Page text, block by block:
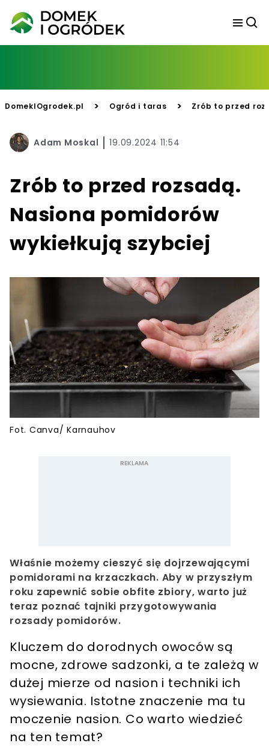
DomekIOgrodek.pl > Ogród i taras > Zrób to przed
Adam Moskal 19.09.2024 11:54
Zrób to przed rozsadą.
Nasiona pomidorów
wykiełkują szybciej
Fot. Canva/ Karnauhov
Właśnie możemy cieszyć się dojrzewającymi
pomidorami na krzaczkach. Aby w przyszłym
roku zapewnić sobie obfite zbiory, warto już
teraz poznać tajniki przygotowywania
rozsady pomidorów.
Kluczem do dorodnych owoców są
mocne, zdrowe sadzonki, a te zależą w
dużej mierze od nasion i techniki ich
wysiewania. Istotne znaczenie ma tu
moczenie nasion. Co warto wiedzieć
na ten temat?